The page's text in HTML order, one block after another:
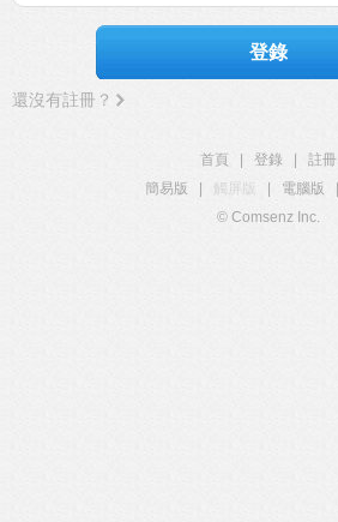
登錄
還沒有註冊？
首頁 登錄
註冊
簡易版
觸屏版 電腦版
© Comsenz Inc.